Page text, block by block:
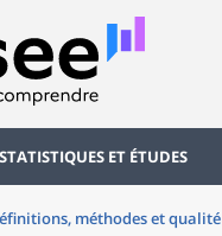
STATISTIQUES ET ÉTUDES
méthodes et qualité